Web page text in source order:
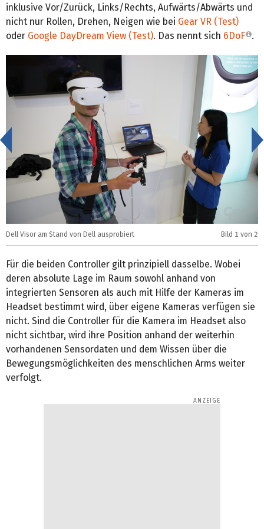
inklusive Vor/Zurück, Links/Rechts, Aufwärts/Abwärts und
nicht nur Rollen, Drehen, Neigen wie bei Gear VR (Test)
oder Google DayDream View (Test). Das nennt sich 6DoF .
Dell Visor am Stand von Dell ausprobiert Bild 1 von 2
<
Für die beiden Controller gilt prinzipiell dasselbe. Wobei
deren absolute Lage im Raum sowohl anhand von
integrierten Sensoren als auch mit Hilfe der Kameras im
Headset bestimmt wird, über eigene Kameras verfügen sie
nicht. Sind die Controller für die Kamera im Headset also
nicht sichtbar, wird ihre Position anhand der weiterhin
vorhandenen Sensordaten und dem Wissen über die
Bewegungsmöglichkeiten des menschlichen Arms weiter
verfolgt.